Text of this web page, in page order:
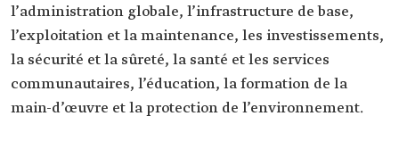
l’administration globale, l’infrastructure de base,
l’exploitation et la maintenance, les investissements,
la sécurité et la sûreté, la santé et les services
communautaires, l’éducation, la formation de la
main-d’œuvre et la protection de l’environnement.